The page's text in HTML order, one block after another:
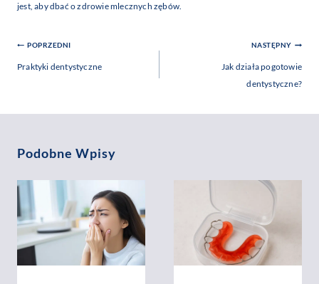
jest, aby dbać o zdrowie mlecznych zębów.
Nawigacja
Wpisu
POPRZEDNI
Praktyki dentystyczne
NASTĘPNY
Jak działa pogotowie
dentystyczne?
Podobne Wpisy